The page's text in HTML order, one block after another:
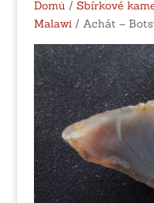
Domů / Sbírkové
Malawi/ Achát –